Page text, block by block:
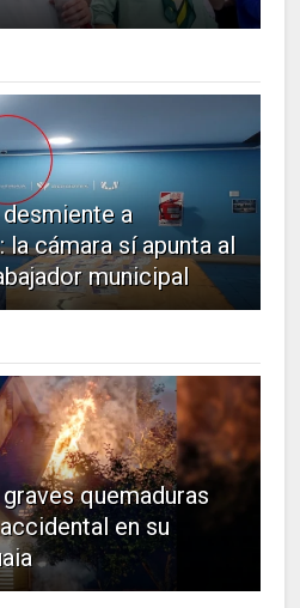
a
la cámara sí apunta al
municipal
quemaduras
en su